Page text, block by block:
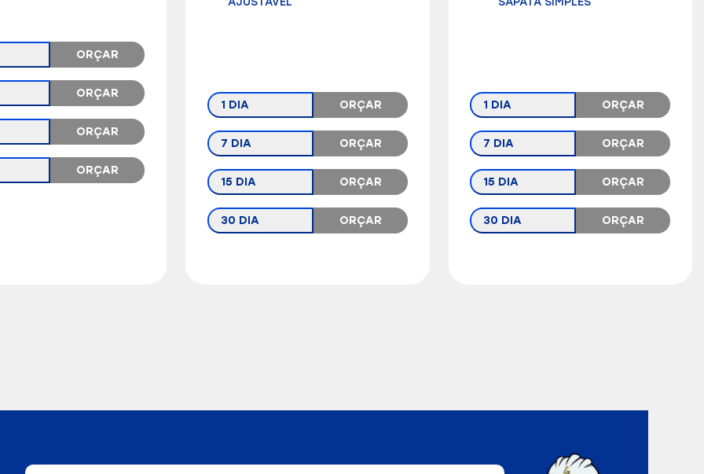
ORÇAR
ORÇAR
ORÇAR
ORÇAR
1 DIA ORÇAR
7 DIA ORÇAR
15 DIA ORÇAR
30 DIA ORÇAR
1 DIA ORÇAR
7 DIA ORÇAR
15 DIA ORÇAR
30 DIA ORÇAR